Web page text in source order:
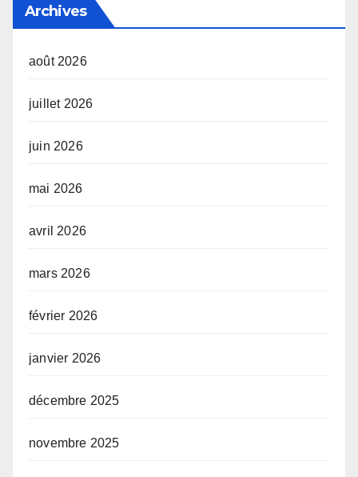
Archives
août 2026
juillet 2026
juin 2026
mai 2026
avril 2026
mars 2026
février 2026
janvier 2026
décembre 2025
novembre 2025